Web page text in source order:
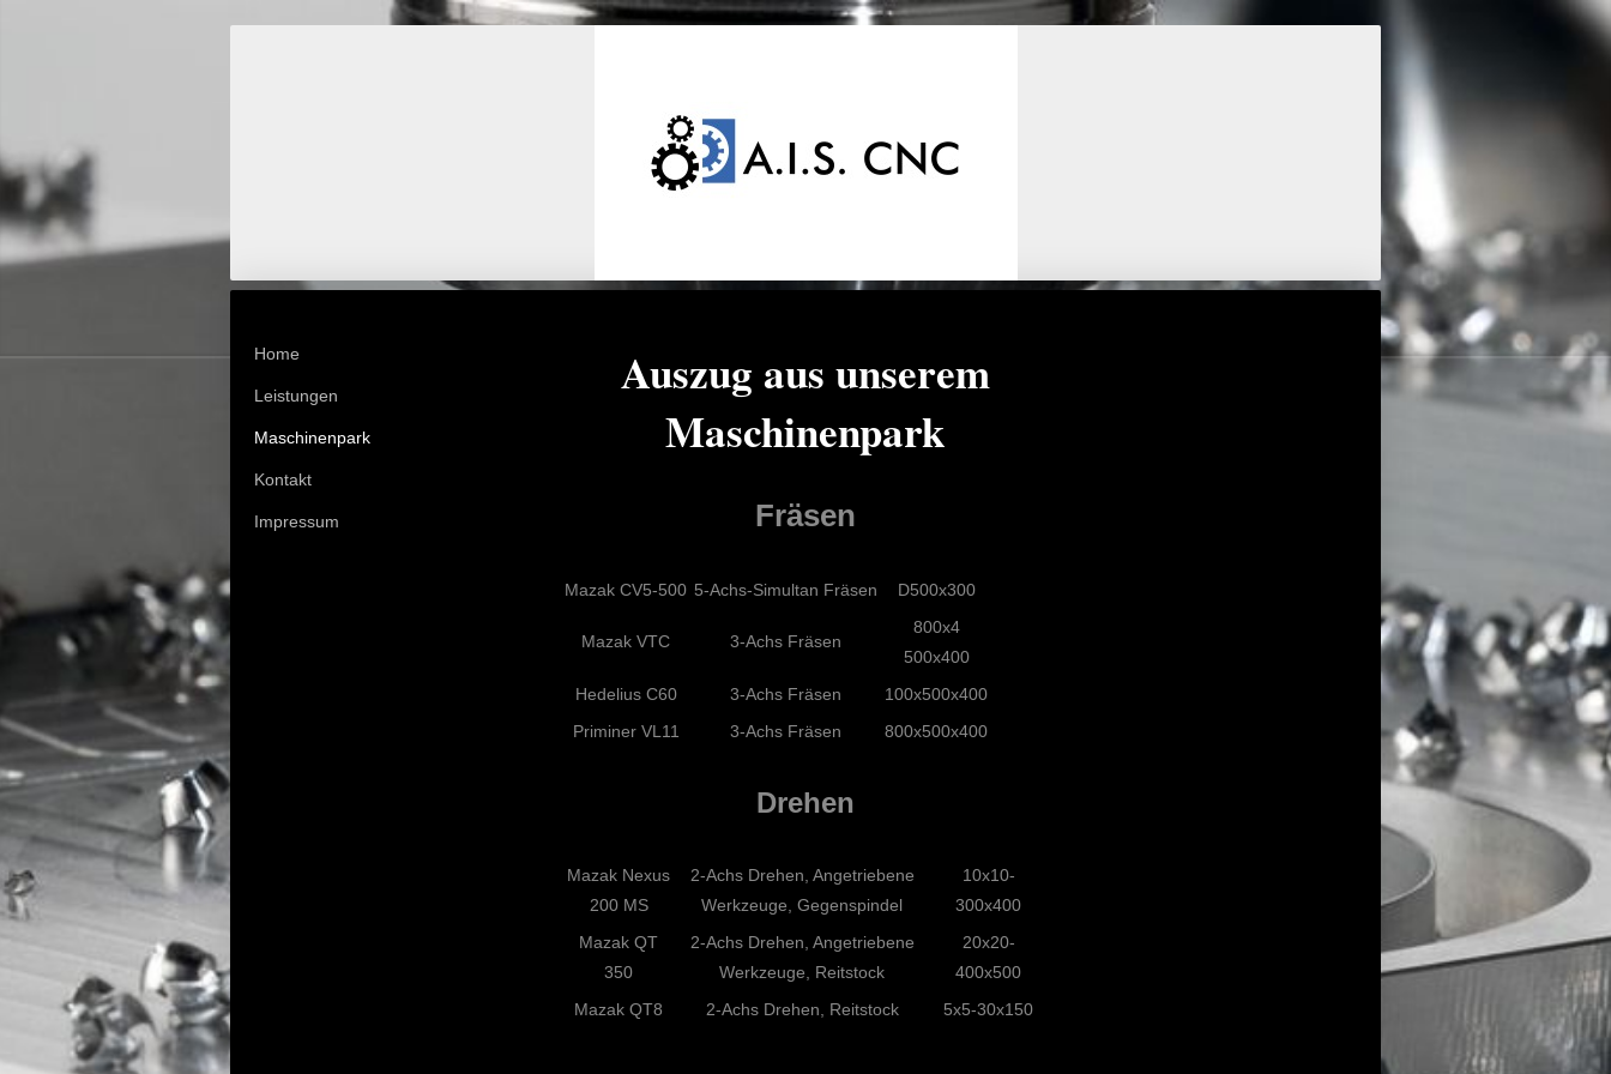
Home
Leistungen
Maschinenpark
Kontakt
Impressum
Auszug aus unserem
Maschinenpark
Fräsen
Mazak CV5-500 5-Achs-Simultan Fräsen D500x300
Mazak VTC 3-Achs Fräsen
800x4
500x400
Hedelius C60
3-Achs Fräsen
100x500x400
Priminer VL11
3-Achs Fräsen 800x500x400
Drehen
Mazak Nexus
200 MS
2-Achs Drehen, Angetriebene
Werkzeuge, Gegenspindel
10x10-
300x400
Mazak QT
350
2-Achs Drehen, Angetriebene
Werkzeuge, Reitstock
20x20-
400x500
Mazak QT8
2-Achs Drehen, Reitstock 5x5-30x150